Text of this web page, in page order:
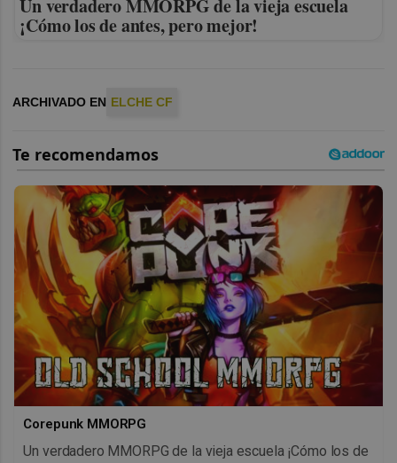
Un verdadero MMORPG de la vieja escuela
¡Cómo los de antes, pero mejor!
ARCHIVADO EN ELCHE CF
Corepunk MMORPG
Un verdadero MMORPG de la vieja escuela ¡Cómo los de